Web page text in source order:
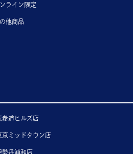
ライン限定
他商品
参道ヒルズ店
京ミッドタウン店
勢丹浦和店